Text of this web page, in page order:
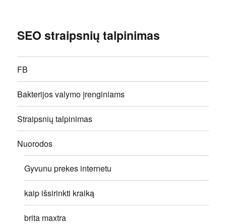
SEO straipsnių talpinimas
FB
Bakterijos valymo įrenginiams
Straipsnių talpinimas
Nuorodos
Gyvunu prekes internetu
kaip išsirinkti kraiką
brita maxtra